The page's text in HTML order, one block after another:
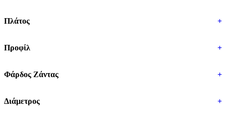
Πλάτος +
Προφίλ +
Φάρδος Ζάντας +
Διάμετρος +